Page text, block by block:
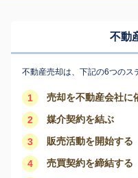
不動
不動産売却は、下記の6つのス
1 売却を不動産会社に
2 媒介契約を結ぶ
3 販売活動を開始する
4 売買契約を締結する